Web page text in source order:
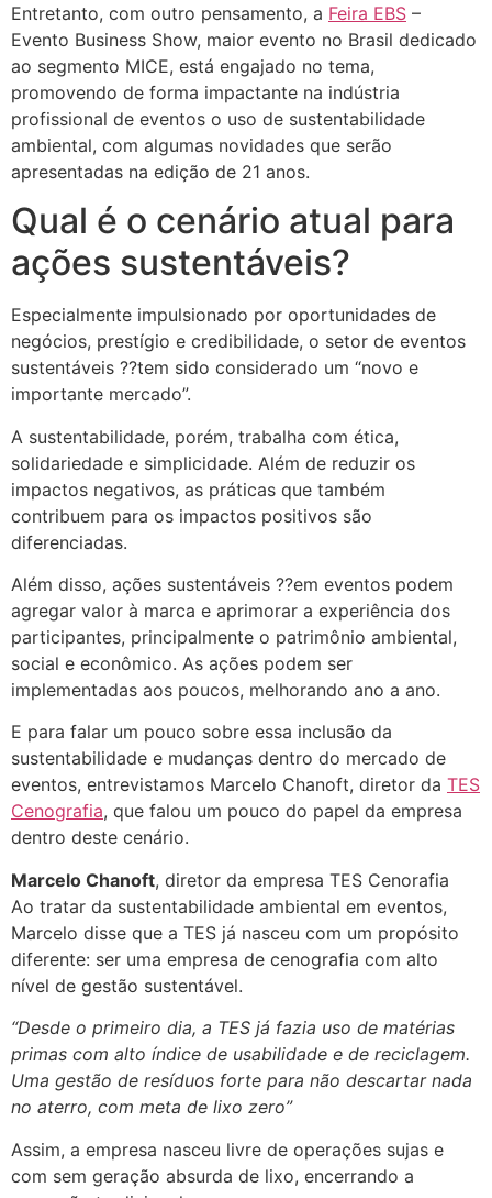
Entretanto, com outro pensamento, a Feira EBS –
Evento Business Show, maior evento no Brasil dedicado
ao segmento MICE, está engajado no tema,
promovendo de forma impactante na indústria
profissional de eventos o uso de sustentabilidade
ambiental, com algumas novidades que serão
apresentadas na edição de 21 anos.
Qual é o cenário atual para
ações sustentáveis?
Especialmente impulsionado por oportunidades de
negócios, prestígio e credibilidade, o setor de eventos
sustentáveis ??tem sido considerado um “novo e
importante mercado”.
A sustentabilidade, porém, trabalha com ética,
solidariedade e simplicidade. Além de reduzir os
impactos negativos, as práticas que também
contribuem para os impactos positivos são
diferenciadas.
Além disso, ações sustentáveis ??em eventos podem
agregar valor à marca e aprimorar a experiência dos
participantes, principalmente o patrimônio ambiental,
social e econômico. As ações podem ser
implementadas aos poucos, melhorando ano a ano.
E para falar um pouco sobre essa inclusão da
sustentabilidade e mudanças dentro do mercado de
eventos, entrevistamos Marcelo Chanoft, diretor da TES
Cenografia, que falou um pouco do papel da empresa
dentro deste cenário.
Marcelo Chanoft, diretor da empresa TES Cenorafia
Ao tratar da sustentabilidade ambiental em eventos,
Marcelo disse que a TES já nasceu com um propósito
diferente: ser uma empresa de cenografia com alto
nível de gestão sustentável.
“Desde o primeiro dia, a TES já fazia uso de matérias
primas com alto índice de usabilidade e de reciclagem.
Uma gestão de resíduos forte para não descartar nada
no aterro, com meta de lixo zero”
Assim, a empresa nasceu livre de operações sujas e
com sem geração absurda de lixo, encerrando a